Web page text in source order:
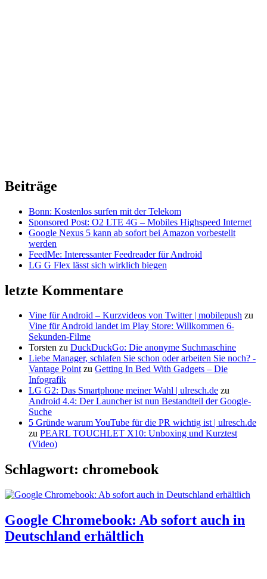
Beiträge
Bonn: Kostenlos surfen mit der Telekom
Sponsored Post: O2 LTE 4G – Mobiles Highspeed Internet
Google Nexus 5 kann ab sofort bei Amazon vorbestellt
werden
FeedMe: Interessanter Feedreader für Android
LG G Flex lässt sich wirklich biegen
letzte Kommentare
Vine für Android – Kurzvideos von Twitter | mobilepush zu
Vine für Android landet im Play Store: Willkommen 6-
Sekunden-Filme
Torsten zu DuckDuckGo: Die anonyme Suchmaschine
Liebe Manager, schlafen Sie schon oder arbeiten Sie noch? -
Vantage Pointzu Getting In Bed With Gadgets – Die
Infografik
LG G2: Das Smartphone meiner Wahl | ulresch.de zu
Android 4.4: Der Launcher ist nun Bestandteil der Google-
Suche
5 Gründe warum YouTube für die PR wichtig ist | ulresch.de
zu PEARL TOUCHLET X10: Unboxing und Kurztest
(Video)
Schlagwort: chromebook
Google Chromebook: Ab sofort auch in
Deutschland erhältlich